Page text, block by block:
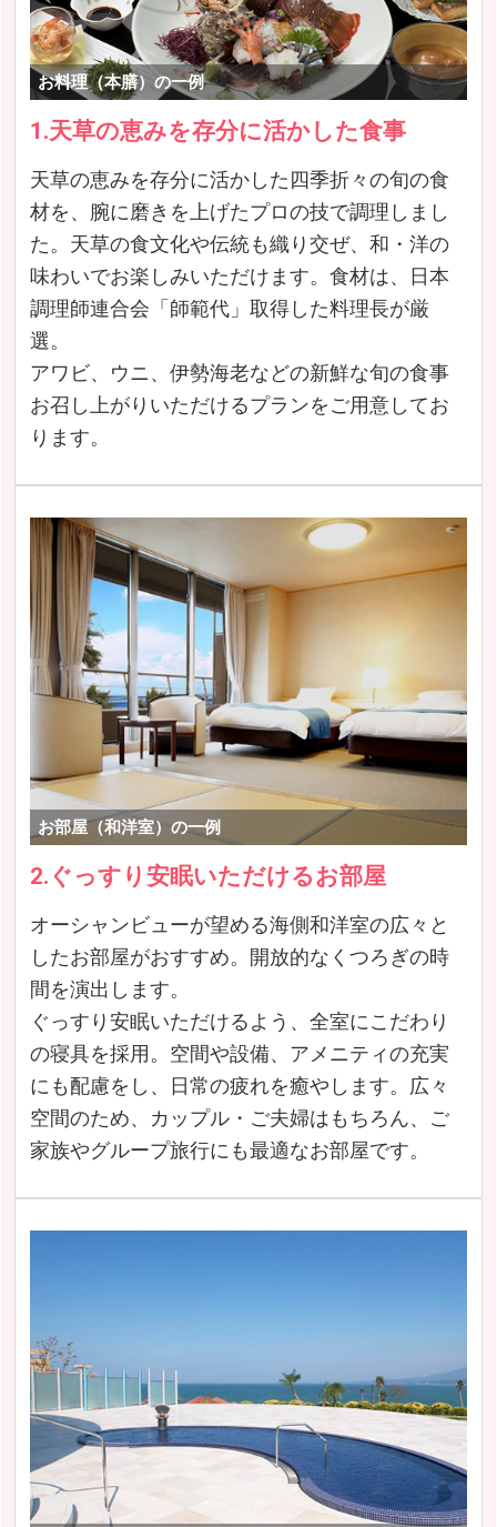
お料理（本膳）の一例
1.天草の恵みを存分に活かした食事
天草の恵みを存分に活かした四季折々の旬の食
材を、腕に磨きを上げたプロの技で調理しまし
た。天草の食文化や伝統も織り交ぜ、和・洋の
味わいでお楽しみいただけます。食材は、日本
調理師連合会「師範代」取得した料理長が厳
選。
アワビ、ウニ、伊勢海老などの新鮮な旬の食事
お召し上がりいただけるプランをご用意してお
ります。
お部屋（和洋室）の一例
2.ぐっすり安眠いただけるお部屋
オーシャンビューが望める海側和洋室の広々と
したお部屋がおすすめ。開放的なくつろぎの時
間を演出します。
ぐっすり安眠いただけるよう、全室にこだわり
の寝具を採用。空間や設備、アメニティの充実
にも配慮をし、日常の疲れを癒やします。広々
空間のため、カップル・ご夫婦はもちろん、ご
家族やグループ旅行にも最適なお部屋です。